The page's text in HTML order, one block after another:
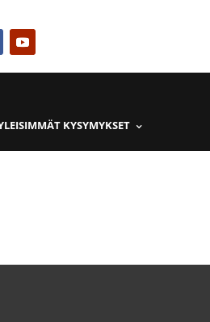
KYSYMYKSET